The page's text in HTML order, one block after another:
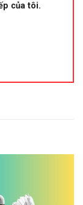
của tôi.